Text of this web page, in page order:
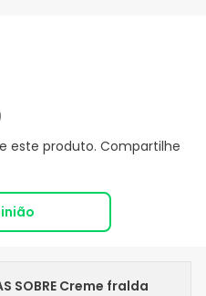
este produto. Compartilhe
SOBRE Creme fralda